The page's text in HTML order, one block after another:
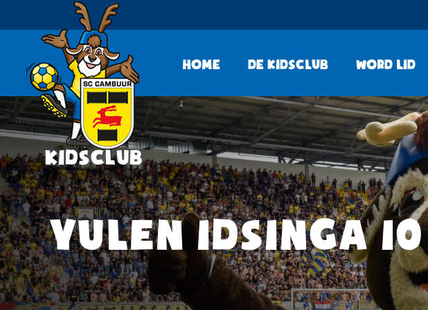
Home De KidsClub Word lid
YULEN IDSINGA